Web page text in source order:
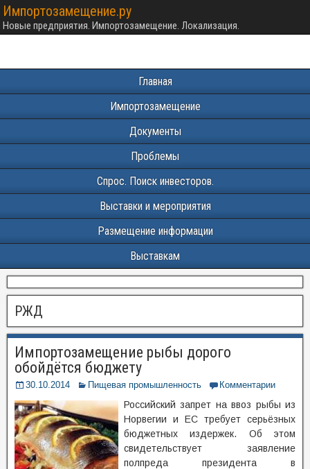
Импортозамещение.ру
Новые предприятия. Импортозамещение. Локализация.
Главная
Импортозамещение
Документы
Проблемы
Спрос. Поиск инвесторов.
Выставки и мероприятия
Размещение информации
Выставкам
РЖД
Импортозамещение рыбы дорого
обойдётся бюджету
30.10.2014 Пищевая промышленность Комментарии
Российский запрет на ввоз рыбы из
Норвегии и ЕС требует серьёзных
бюджетных издержек. Об этом
свидетельствует заявление
полпреда президента в